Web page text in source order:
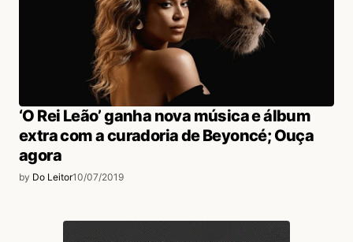
‘O Rei Leão’ ganha nova música e álbum
extra com a curadoria de Beyoncé; Ouça
agora
by Do Leitor10/07/2019